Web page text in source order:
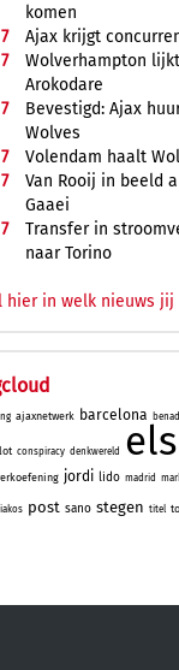
komen
7
Ajax krijgt
7
Wolverhampton
Arokodare
7
Bevestigd: Ajax
Wolves
7
Volendam haalt
7
Van Rooij in beeld
Gaaei
7
Transfer in
naar Torino
hier in welk nieuws
ajaxnetwerk barcelona
conspiracy denkwereld
jordi lido madrid
post sano stegen titel